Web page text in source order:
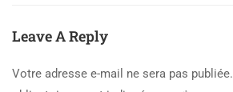
Leave A Reply
Votre adresse e-mail ne sera pas publiée.